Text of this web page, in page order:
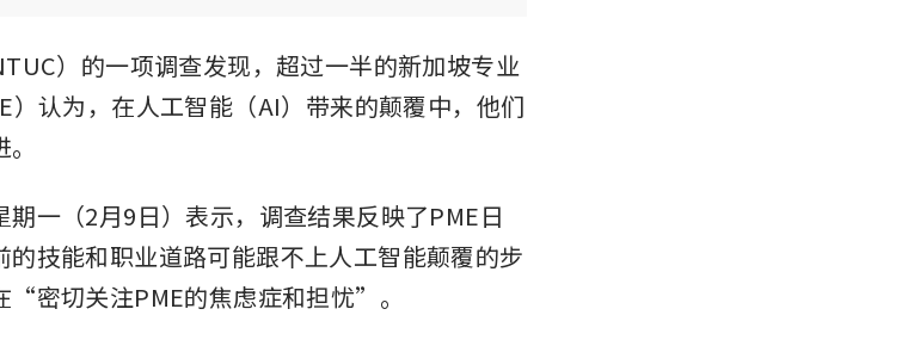
）的一项调查发现，超过一半的新加坡专业
）认为，在人工智能（AI）带来的颠覆中，他们
一（2月9日）表示，调查结果反映了PME日
技能和职业道路可能跟不上人工智能颠覆的步
密切关注PME的焦虑症和担忧”。